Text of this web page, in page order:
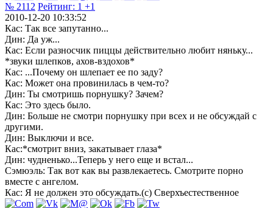
№ 2112 Рейтинг: 1 +1
2010-12-20 10:33:52
Кас: Так все запутанно...
Дин: Да уж...
Кас: Если разносчик пиццы действительно любит няньку...
*звуки шлепков, ахов-вздохов*
Кас: ...Почему он шлепает ее по заду?
Кас: Может она провинилась в чем-то?
Дин: Ты смотришь порнушку? Зачем?
Кас: Это здесь было.
Дин: Больше не смотри порнушку при всех и не обсуждай с
другими.
Дин: Выключи и все.
Кас:*смотрит вниз, закатывает глаза*
Дин: чудненько...Теперь у него еще и встал...
Сэмюэль: Так вот как вы развлекаетесь. Смотрите порно
вместе с ангелом.
Кас: Я не должен это обсуждать.(с) Сверхъестественное